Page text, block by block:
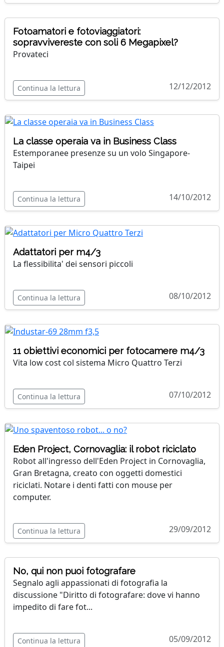
Fotoamatori e fotoviaggiatori:
sopravvivereste con soli 6 Megapixel?
Provateci
Continua la lettura 12/12/2012
La classe operaia va in Business Class
Estemporanee presenze su un volo Singapore-
Taipei
Continua la lettura 14/10/2012
Adattatori per m4/3
La flessibilita' dei sensori piccoli
Continua la lettura 08/10/2012
11 obiettivi economici per fotocamere m4/3
Vita low cost col sistema Micro Quattro Terzi
Continua la lettura 07/10/2012
Eden Project, Cornovaglia: il robot riciclato
Robot all'ingresso dell'Eden Project in Cornovaglia,
Gran Bretagna, creato con oggetti domestici
riciclati. Notare i denti fatti con mouse per
computer.
Continua la lettura 29/09/2012
No, qui non puoi fotografare
Segnalo agli appassionati di fotografia la
discussione "Diritto di fotografare: dove vi hanno
impedito di fare fot...
Continua la lettura 05/09/2012